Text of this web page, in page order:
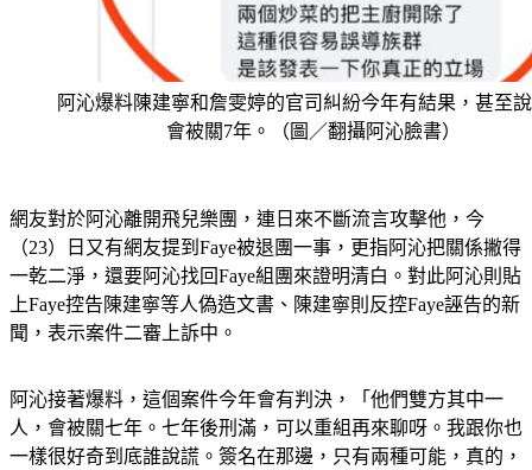
阿沁爆料陳建寧和詹雯婷的官司糾紛今年有結果，甚至
會被關7年。（圖／翻攝阿沁臉書）
網友對於阿沁離開飛兒樂團，連日來不斷流言攻擊他，今
（23）日又有網友提到Faye被退團一事，更指阿沁把關係撇得
一乾二淨，還要阿沁找回Faye組團來證明清白。對此阿沁則貼
上Faye控告陳建寧等人偽造文書、陳建寧則反控Faye誣告的新
聞，表示案件二審上訴中。
阿沁接著爆料，這個案件今年會有判決，「他們雙方其中一
人，會被關七年。七年後刑滿，可以重組再來聊呀。我跟你也
一樣很好奇到底誰說謊。簽名在那邊，只有兩種可能，真的，